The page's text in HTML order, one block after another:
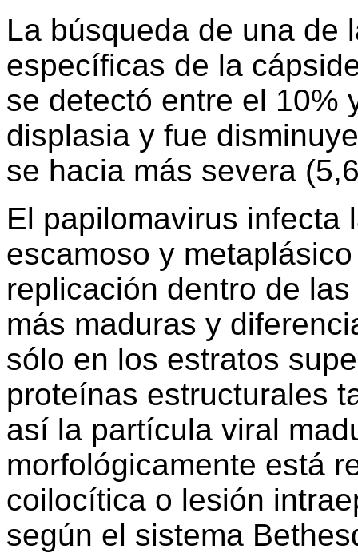
La búsqueda de una de
específicas de la
se detectó entre el 10%
displasia y fue
se hacia más severa
El papilomavirus infecta
escamoso y
replicación dentro de
más maduras y
sólo en los estratos
proteínas estructurales
así la partícula viral
morfológicamente está
coilocítica o lesión
según el sistema